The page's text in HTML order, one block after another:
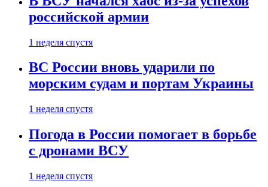
российской армии
1 неделя спустя
ВС России вновь ударили по
морским судам и портам Украины
1 неделя спустя
Погода в России помогает в борьбе
с дронами ВСУ
1 неделя спустя